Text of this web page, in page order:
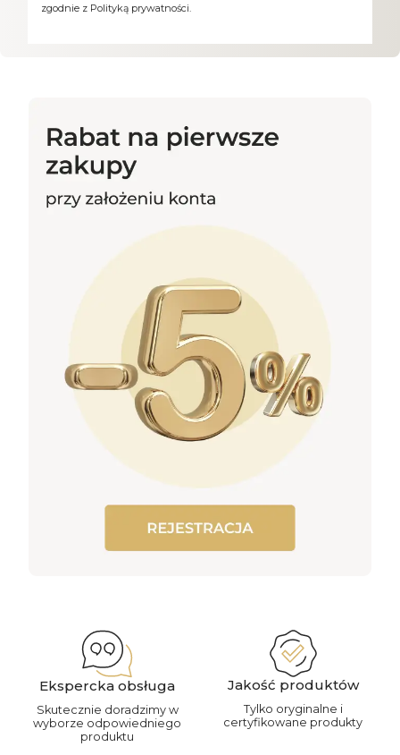
zgodnie z Polityką prywatności.
Ekspercka obsługa
Skutecznie doradzimy w
wyborze odpowiedniego
produktu
Jakość produktów
Tylko oryginalne i
certyfikowane produkty